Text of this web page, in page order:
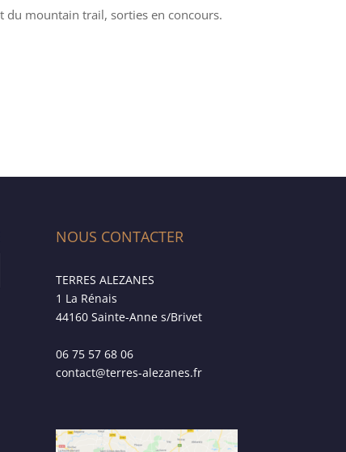
du mountain trail, sorties en concours.
NOUS CONTACTER
TERRES ALEZANES
1 La Rénais
44160 Sainte-Anne s/Brivet
06 75 57 68 06
contact@terres-alezanes.fr